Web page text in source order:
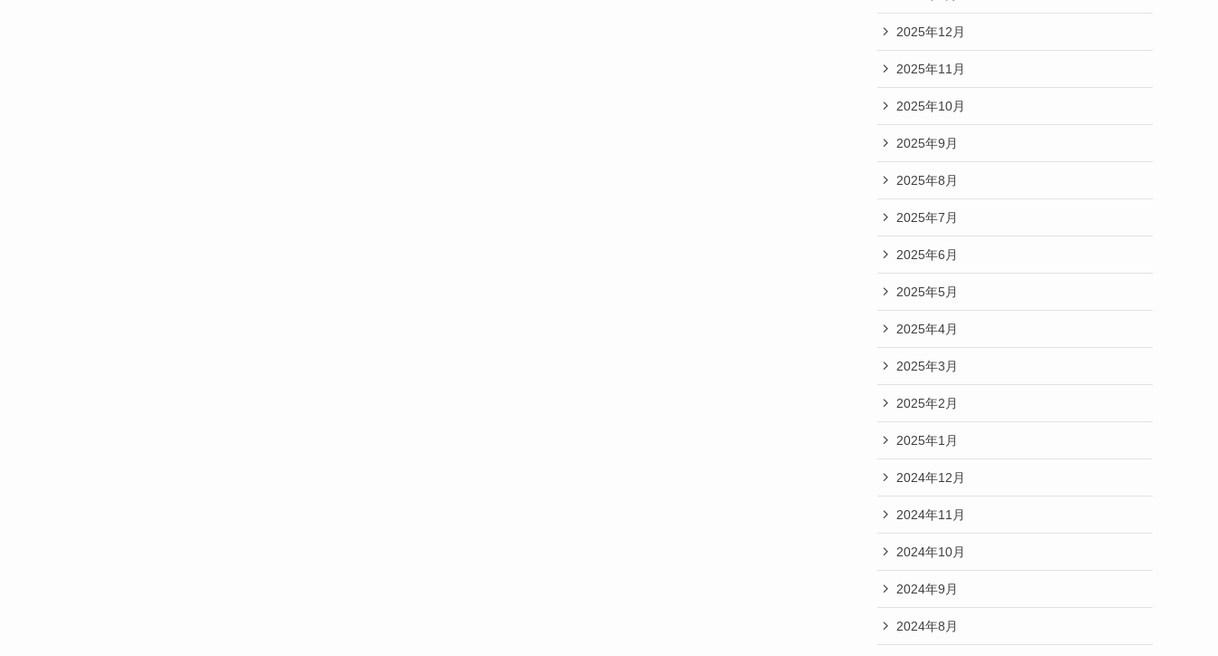
2025年12月
2025年11月
2025年10月
2025年9月
2025年8月
2025年7月
2025年6月
2025年5月
2025年4月
2025年3月
2025年2月
2025年1月
2024年12月
2024年11月
2024年10月
2024年9月
2024年8月